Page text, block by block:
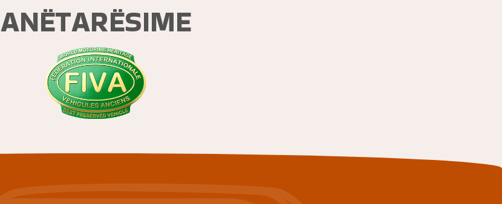
ANËTARËSIME